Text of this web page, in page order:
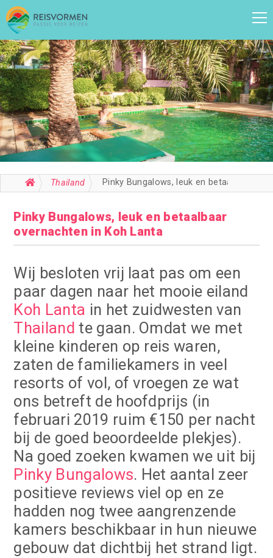
Thailand
Pinky Bungalows, leuk en betaalbaar
overnachten in Koh Lanta
Wij besloten vrij laat pas om een
paar dagen naar het mooie eiland
Koh Lanta in het zuidwesten van
Thailand te gaan. Omdat we met
kleine kinderen op reis waren,
zaten de familiekamers in veel
resorts of vol, of vroegen ze wat
ons betreft de hoofdprijs (in
februari 2019 ruim €150 per nacht
bij de goed beoordeelde plekjes).
Na goed zoeken kwamen we uit bij
Pinky Bungalows. Het aantal zeer
positieve reviews viel op en ze
hadden nog twee aangrenzende
kamers beschikbaar in hun nieuwe
gebouw dat dichtbij het strand ligt.